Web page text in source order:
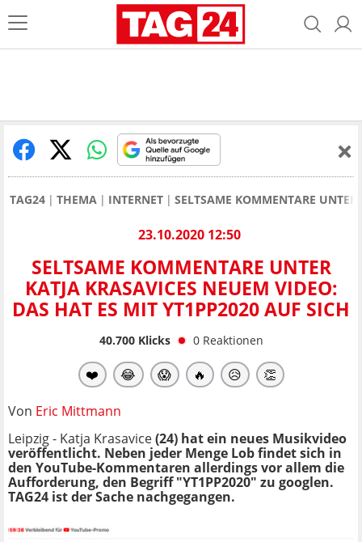
TAG24 THEMA INTERNET SELTSAME KOMMENTARE
23.10.2020 12:50
SELTSAME KOMMENTARE UNTER
KATJA KRASAVICES NEUEM VIDEO:
DAS HAT ES MIT YT1PP2020 AUF SICH
40.700Klicks 0 Reaktionen
❤️ 😂 😱 🔥 😥 👏
Von Eric Mittmann
Leipzig - Katja Krasavice(24) hat ein neues Musikvideo
veröffentlicht. Neben jeder Menge Lob findet sich in
den YouTube-Kommentaren allerdings vor allem die
Aufforderung, den Begriff "YT1PP2020" zu googlen.
TAG24 ist der Sache nachgegangen.